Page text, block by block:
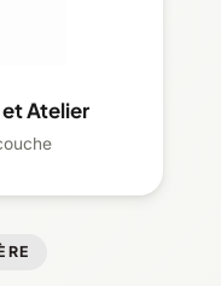
Atelier